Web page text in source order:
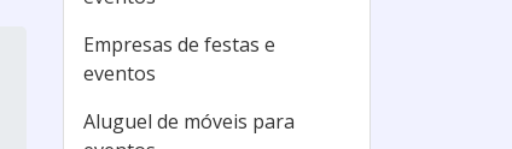
Empresas de festas e
eventos
Aluguel de móveis para